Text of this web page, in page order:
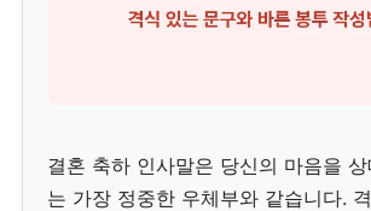
결혼 축하 인사말은 당신의 마음을
는 가장 정중한 우체부와 같습니다.